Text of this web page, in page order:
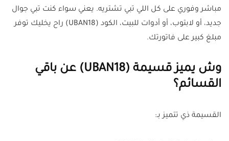
مباشر وفوري على كل اللي تبي تشتريه. يعني سواء كنت تبي جوال
جديد، أو لابتوب، أو أدوات للبيت، الكود (UBAN18) راح يخليك توفر
مبلغ كبير على فاتورتك.
وش يميز قسيمة (UBAN18) عن باقي
القسائم؟
القسيمة ذي تتميز بـ: